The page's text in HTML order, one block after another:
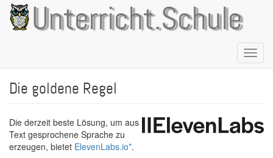
Direkt
zum
Inhalt
Unterricht.Schule
Die goldene Regel
Die derzeit beste Lösung, um aus
Text gesprochene Sprache zu
erzeugen, bietet ElevenLabs.io*.